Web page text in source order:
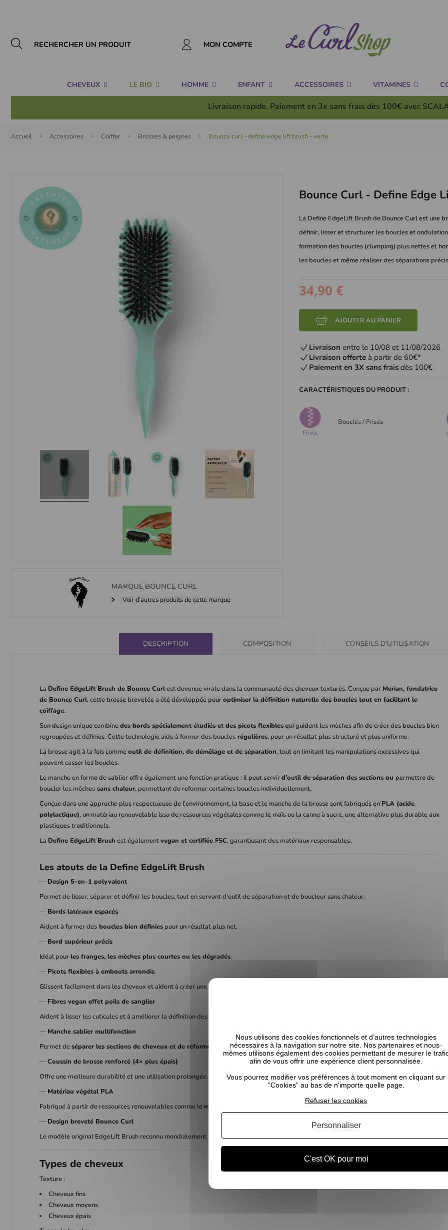
MON COMPTE
CHEVEUX LE BIO HOMME ENFANT ACCESSOIRES VITAMINES
Livraison rapide. Paiement en 3x sans frais dès 100€ avec
Accueil Accessoires Coiffer Brosses & peignes Bounce curl - define edge lift brush - verte
MARQUE BOUNCE CURL
Voir d'autres produits de cette marque
Bounce Curl - Define Edge
La Define EdgeLift Brush de Bounce Curl est une
définir, lisser et structurer les boucles et
formation des boucles (clumping) plus nettes et
les boucles et même réaliser des séparations
34,90 €
AJOUTER AU PANIER
Livraison entre le 10/08 et 11/08/2026
Livraison offerte à partir de 60€*
Paiement en 3X sans frais dès 100€
CARACTÉRISTIQUES DU PRODUIT :
Bouclés / Frisés
DESCRIPTION COMPOSITION CONSEILS D'UTILISATION
La Define EdgeLift Brush de Bounce Curlest devenue virale dans la communauté des cheveux texturés. Conçue par Merian, fondatrice
de Bounce Curl, cette brosse brevetée a été développée pouroptimiser la définition naturelle des boucles tout en facilitant le
coiffage.
Son design unique combinedes bords spécialement étudiés et des picots flexiblesqui guident les mèches afin de créer des boucles bien
regroupées et définies. Cette technologie aide à former des boucles régulières, pour un résultat plus structuré et plus uniforme.
La brosse agit à la fois commeoutil de définition, de démêlage et de séparation, tout en limitant les manipulations excessives qui
peuvent casser les boucles.
Le manche en forme de sablier offre également une fonction pratique : il peut servird’outil de séparation des sections ou permettre de
boucler les mêches sans chaleur, permettant de reformer certaines boucles individuellement.
Conçue dans une approche plus respectueuse de l’environnement, la base et le manche de la brosse sont fabriqués en PLA (acide
polylactique), un matériau renouvelable issu de ressources végétales comme le maïs ou la canne à sucre, une alternative plus durable aux
plastiques traditionnels.
La Define EdgeLift Brush est égalementvegan et certifiée FSC, garantissant des matériaux responsables.
Les atouts de la Define EdgeLift Brush
— Design 5-en-1 polyvalent
Permet de lisser, séparer et définir les boucles, tout en servant d’outil de séparation et de boucleur sans chaleur.
— Bords latéraux espacés
Aident à former des boucles bien définies pour un résultat plus net.
— Bord supérieur précis
Idéal pourles franges, les mèches plus courtes ou les dégradés.
— Picots flexibles à embouts arrondis
Glissent facilement dans les cheveux et aident à créer une définition naturelle.
— Fibres vegan effet poils de sanglier
Aident à lisser les cuticules et à améliorer la définition des boucles.
— Manche sablier multifonction
Permet deséparer les sections de cheveux et de reformer les boucles sans chaleur.
—Coussin de brosse renforcé (4× plus épais)
Offre une meilleure durabilité et une utilisation prolongée.
— Matériau végétal PLA
Fabriqué à partir de ressources renouvelables comme le maïs ou la canne à sucre
— Design breveté Bounce Curl
Le modèle original EdgeLift Brush reconnu mondialement pour sa capacité à définir les boucles.
Types de cheveux
Texture :
Cheveux fins
Cheveux moyens
Cheveux épais
Nous utilisons des cookies fonctionnels et d’autres technologies
nécessaires à la navigation sur notre site. Nos partenaires et nous-
mêmes utilisons également des cookies permettant de mesurer le
afin de vous offrir une expérience client personnalisée.
Vous pourrez modifier vos préférences à tout moment en cliquant sur
“Cookies” au bas de n'importe quelle page.
C'est OK pour moi
Refuser les cookies
Personnaliser